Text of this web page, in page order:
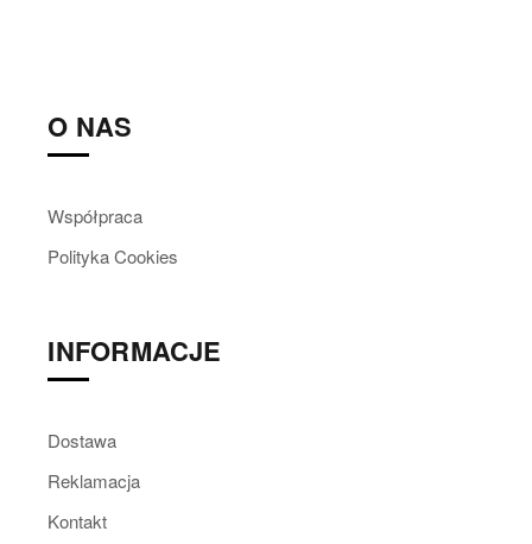
O NAS
Współpraca
Polityka Cookies
INFORMACJE
Dostawa
Reklamacja
Kontakt